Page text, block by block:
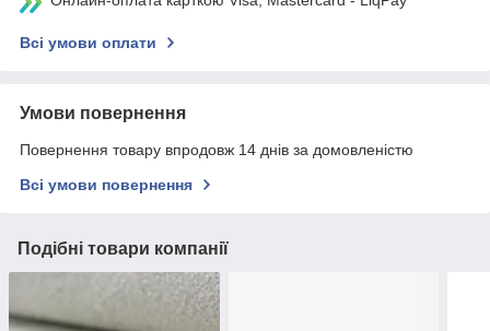
Всі умови оплати
Умови повернення
Повернення товару впродовж 14 днів за домовленістю
Всі умови повернення
Подібні товари компанії